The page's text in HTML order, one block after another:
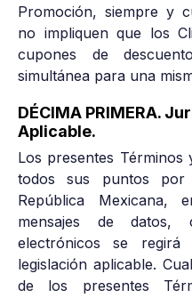
Promoción, siempre y
no impliquen que los
cupones de
simultánea para una
DÉCIMA PRIMERA.
Aplicable.
Los presentes Términos
todos sus puntos
República Mexicana,
mensajes de datos,
electrónicos se
legislación aplicable.
de los presentes